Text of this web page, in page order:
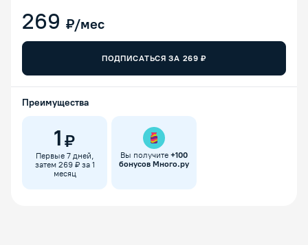
269 ₽/мес
ПОДПИСАТЬСЯ ЗА 269 ₽
Преимущества
1 ₽
Первые 7 дней,
затем 269 ₽ за 1
месяц
Вы получите +100
бонусов Много.ру